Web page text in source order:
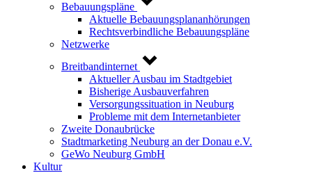
Bebauungspläne
Aktuelle Bebauungsplananhörungen
Rechtsverbindliche Bebauungspläne
Netzwerke
Breitbandinternet
Aktueller Ausbau im Stadtgebiet
Bisherige Ausbauverfahren
Versorgungssituation in Neuburg
Probleme mit dem Internetanbieter
Zweite Donaubrücke
Stadtmarketing Neuburg an der Donau e.V.
GeWo Neuburg GmbH
Kultur